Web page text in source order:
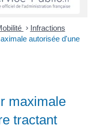
> Infractions
autorisée d'une
maximale
tractant